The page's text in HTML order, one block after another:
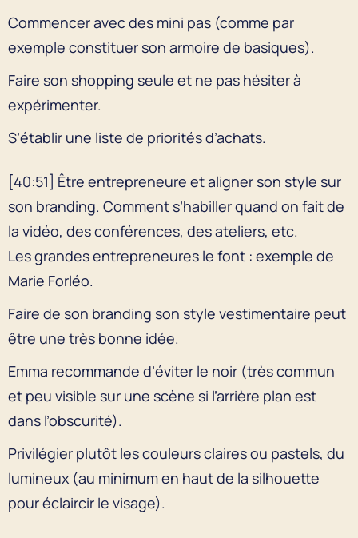
Commencer avec des mini pas (comme par
exemple constituer son armoire de basiques).
Faire son shopping seule et ne pas hésiter à
expérimenter.
S’établir une liste de priorités d’achats.
[40:51] Être entrepreneure et aligner son style sur
son branding. Comment s’habiller quand on fait de
la vidéo, des conférences, des ateliers, etc.
Les grandes entrepreneures le font : exemple de
Marie Forléo.
Faire de son branding son style vestimentaire peut
être une très bonne idée.
Emma recommande d’éviter le noir (très commun
et peu visible sur une scène si l’arrière plan est
dans l’obscurité).
Privilégier plutôt les couleurs claires ou pastels, du
lumineux (au minimum en haut de la silhouette
pour éclaircir le visage).